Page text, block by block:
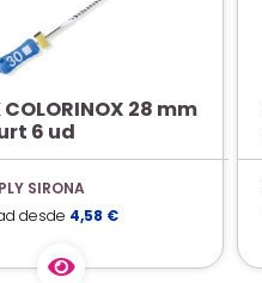
COLORINOX 28 mm
6 ud
SIRONA
desde 4,58 €